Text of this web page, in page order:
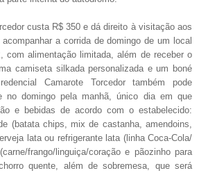
custa R$ 350 e dá direito à visitação aos
a corrida de domingo de um local
com alimentação limitada, além de receber o
camiseta silkada personalizada e um boné
Camarote Torcedor também pode
no domingo pela manhã, único dia em que
e bebidas de acordo com o estabelecido:
(batata chips, mix de castanha, amendoins,
lata ou refrigerante lata (linha Coca-Cola/
frango/linguiça/coração e pãozinho para
quente, além de sobremesa, que será